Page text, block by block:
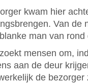
kwam hier
Van
man van rond
mensen om,
aan de deur
de